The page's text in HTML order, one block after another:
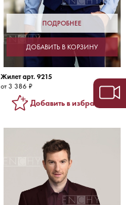
ПОДРОБНЕЕ
ДОБАВИТЬ В КОРЗИНУ
Жилет арт. 9215
от 3 386 ₽
Добавить в избранное